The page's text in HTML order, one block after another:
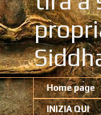
Home page
INIZIA QUI